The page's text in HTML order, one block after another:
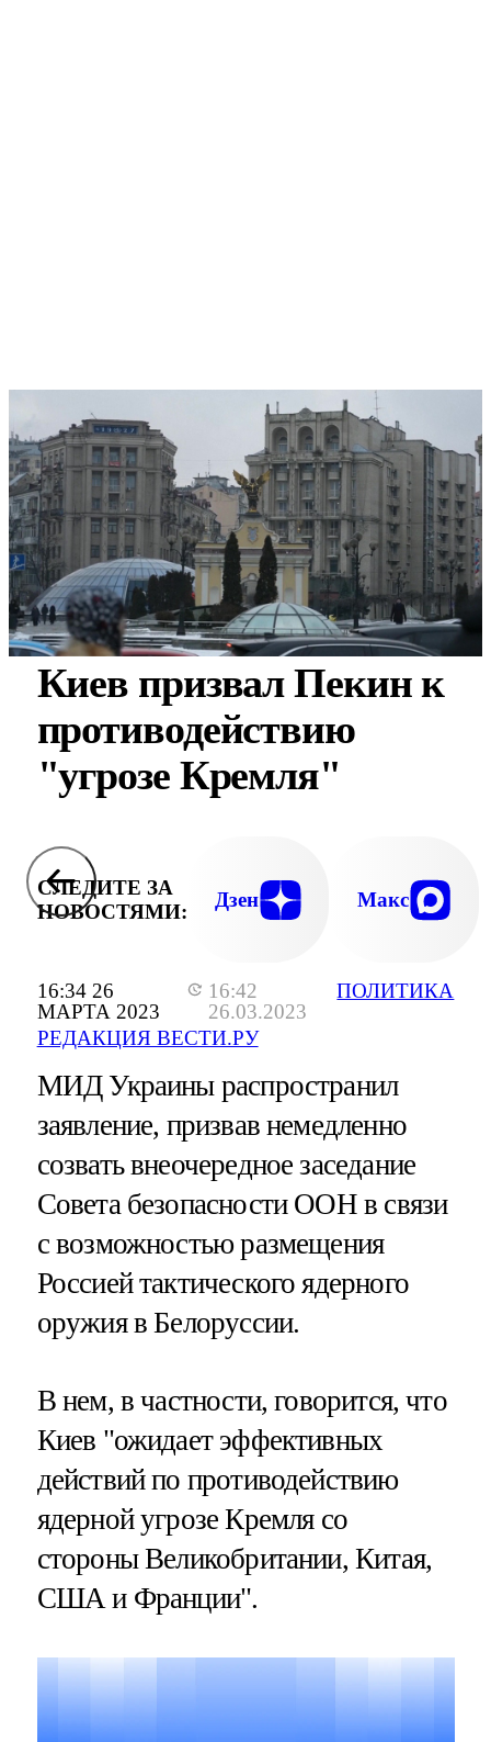
16:34 26
МАРТА 2023
16:42
26.03.2023
РЕДАКЦИЯ ВЕСТИ.РУ
ПОЛИТИКА
Киев призвал Пекин к
противодействию
"угрозе Кремля"
СЛЕДИТЕ ЗА
НОВОСТЯМИ:
Дзен Макс
МИД Украины распространил
заявление, призвав немедленно
созвать внеочередное заседание
Совета безопасности ООН в связи
с возможностью размещения
Россией тактического ядерного
оружия в Белоруссии.
В нем, в частности, говорится, что
Киев "ожидает эффективных
действий по противодействию
ядерной угрозе Кремля со
стороны Великобритании, Китая,
США и Франции".